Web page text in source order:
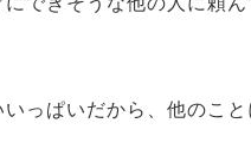
っぱいだから、他のこと